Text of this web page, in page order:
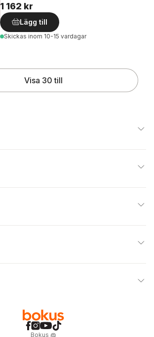
1 162 kr
Lägg till
Skickas inom 10-15 vardagar
Visa 30 till
Bokus @